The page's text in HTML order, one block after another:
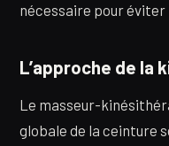
nécessaire pour
L’approche de la
Le masseur-
globale de la ceinture